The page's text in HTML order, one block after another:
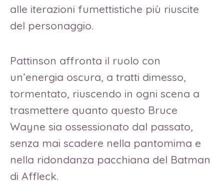
alle iterazioni fumettistiche più riuscite
del personaggio.
Pattinson affronta il ruolo con
un’energia oscura, a tratti dimesso,
tormentato, riuscendo in ogni scena a
trasmettere quanto questo Bruce
Wayne sia ossessionato dal passato,
senza mai scadere nella pantomima e
nella ridondanza pacchiana del Batman
di Affleck.